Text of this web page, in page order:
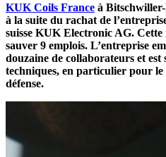
KUK Coils France à Bitschwiller-
à la suite du rachat de
suisse KUK Electronic AG.
sauver 9 emplois. L’entreprise
douzaine de collaborateurs et est
techniques, en particulier pour le
défense.